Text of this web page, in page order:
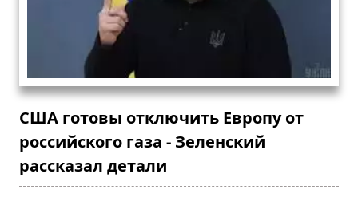
США готовы отключить Европу от
российского газа - Зеленский
рассказал детали